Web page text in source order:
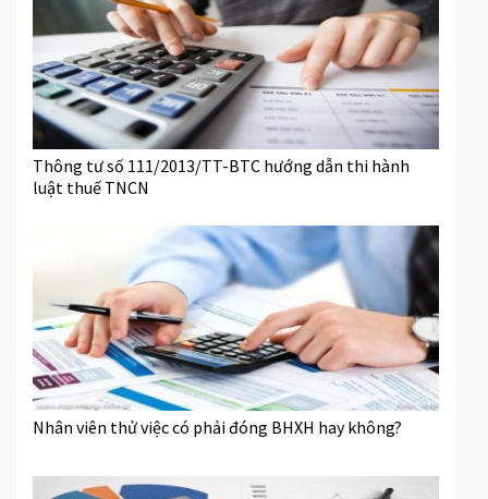
Thông tư số 111/2013/TT-BTC hướng dẫn thi hành
luật thuế TNCN
Nhân viên thử việc có phải đóng BHXH hay không?